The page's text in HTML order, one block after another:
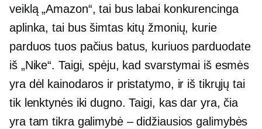
veiklą „Amazon“, tai bus labai konkurencinga
aplinka, tai bus šimtas kitų žmonių, kurie
parduos tuos pačius batus, kuriuos parduodate
iš „Nike“. Taigi, spėju, kad svarstymai iš esmės
yra dėl kainodaros ir pristatymo, ir iš tikrųjų tai
tik lenktynės iki dugno. Taigi, kas dar yra, čia
yra tam tikra galimybė – didžiausios galimybės